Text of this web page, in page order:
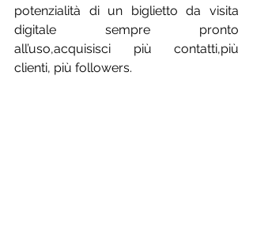
potenzialità di un biglietto da visita
digitale sempre pronto
all’uso,acquisisci più contatti,più
clienti, più followers.